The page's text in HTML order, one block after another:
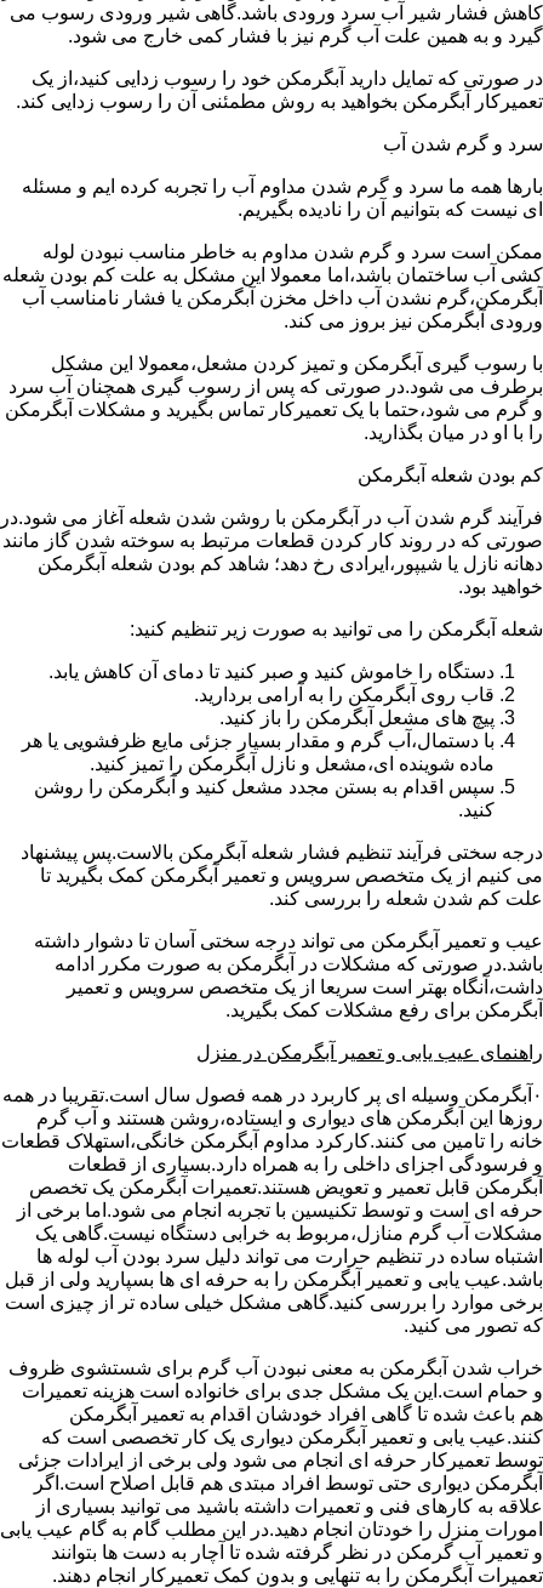
کاهش فشار شیر آب سرد ورودی باشد.گاهی شیر ورودی رسوب می
گیرد و به همین علت آب گرم نیز با فشار کمی خارج می شود.
در صورتی که تمایل دارید آبگرمکن خود را رسوب زدایی کنید،از یک
تعمیرکار آبگرمکن بخواهید به روش مطمئنی آن را رسوب زدایی کند.
سرد و گرم شدن آب
بارها همه ما سرد و گرم شدن مداوم آب را تجربه کرده ایم و مسئله
ای نیست که بتوانیم آن را نادیده بگیریم.
ممکن است سرد و گرم شدن مداوم به خاطر مناسب نبودن لوله
کشی آب ساختمان باشد،اما معمولا این مشکل به علت کم بودن شعله
آبگرمکن،گرم نشدن آب داخل مخزن آبگرمکن یا فشار نامناسب آب
ورودی آبگرمکن نیز بروز می کند.
با رسوب گیری آبگرمکن و تمیز کردن مشعل،معمولا این مشکل
برطرف می شود.در صورتی که پس از رسوب گیری همچنان آب سرد
و گرم می شود،حتما با یک تعمیرکار تماس بگیرید و مشکلات آبگرمکن
را با او در میان بگذارید.
کم بودن شعله آبگرمکن
فرآیند گرم شدن آب در آبگرمکن با روشن شدن شعله آغاز می شود.در
صورتی که در روند کار کردن قطعات مرتبط به سوخته شدن گاز مانند
دهانه نازل یا شیپور،ایرادی رخ دهد؛ شاهد کم بودن شعله آبگرمکن
خواهید بود.
شعله آبگرمکن را می توانید به صورت زیر تنظیم کنید:
دستگاه را خاموش کنید و صبر کنید تا دمای آن کاهش یابد.
قاب روی آبگرمکن را به آرامی بردارید.
پیچ های مشعل آبگرمکن را باز کنید.
با دستمال،آب گرم و مقدار بسیار جزئی مایع ظرفشویی یا هر
ماده شوینده ای،مشعل و نازل آبگرمکن را تمیز کنید.
سپس اقدام به بستن مجدد مشعل کنید و آبگرمکن را روشن
کنید.
درجه سختی فرآیند تنظیم فشار شعله آبگرمکن بالاست.پس پیشنهاد
می کنیم از یک متخصص سرویس و تعمیر آبگرمکن کمک بگیرید تا
علت کم شدن شعله را بررسی کند.
عیب و تعمیر آبگرمکن می تواند درجه سختی آسان تا دشوار داشته
باشد.در صورتی که مشکلات در آبگرمکن به صورت مکرر ادامه
داشت،آنگاه بهتر است سریعا از یک متخصص سرویس و تعمیر
آبگرمکن برای رفع مشکلات کمک بگیرید.
راهنمای عیب یابی و تعمیر آبگرمکن در منزل
۰آبگرمکن وسیله ای پر کاربرد در همه فصول سال است.تقریبا در همه
روزها این آبگرمکن های دیواری و ایستاده،روشن هستند و آب گرم
خانه را تامین می کنند.کارکرد مداوم آبگرمکن خانگی،استهلاک قطعات
و فرسودگی اجزای داخلی را به همراه دارد.بسیاری از قطعات
آبگرمکن قابل تعمیر و تعویض هستند.تعمیرات آبگرمکن یک تخصص
حرفه ای است و توسط تکنیسین با تجربه انجام می شود.اما برخی از
مشکلات آب گرم منازل،مربوط به خرابی دستگاه نیست.گاهی یک
اشتباه ساده در تنظیم حرارت می تواند دلیل سرد بودن آب لوله ها
باشد.عیب یابی و تعمیر آبگرمکن را به حرفه ای ها بسپارید ولی از قبل
برخی موارد را بررسی کنید.گاهی مشکل خیلی ساده تر از چیزی است
که تصور می کنید.
خراب شدن آبگرمکن به معنی نبودن آب گرم برای شستشوی ظروف
و حمام است.این یک مشکل جدی برای خانواده است هزینه تعمیرات
هم باعث شده تا گاهی افراد خودشان اقدام به تعمیر آبگرمکن
کنند.عیب یابی و تعمیر آبگرمکن دیواری یک کار تخصصی است که
توسط تعمیرکار حرفه ای انجام می شود ولی برخی از ایرادات جزئی
آبگرمکن دیواری حتی توسط افراد مبتدی هم قابل اصلاح است.اگر
علاقه به کارهای فنی و تعمیرات داشته باشید می توانید بسیاری از
امورات منزل را خودتان انجام دهید.در این مطلب گام به گام عیب یابی
و تعمیر آب گرمکن در نظر گرفته شده تا آچار به دست ها بتوانند
تعمیرات آبگرمکن را به تنهایی و بدون کمک تعمیرکار انجام دهند.